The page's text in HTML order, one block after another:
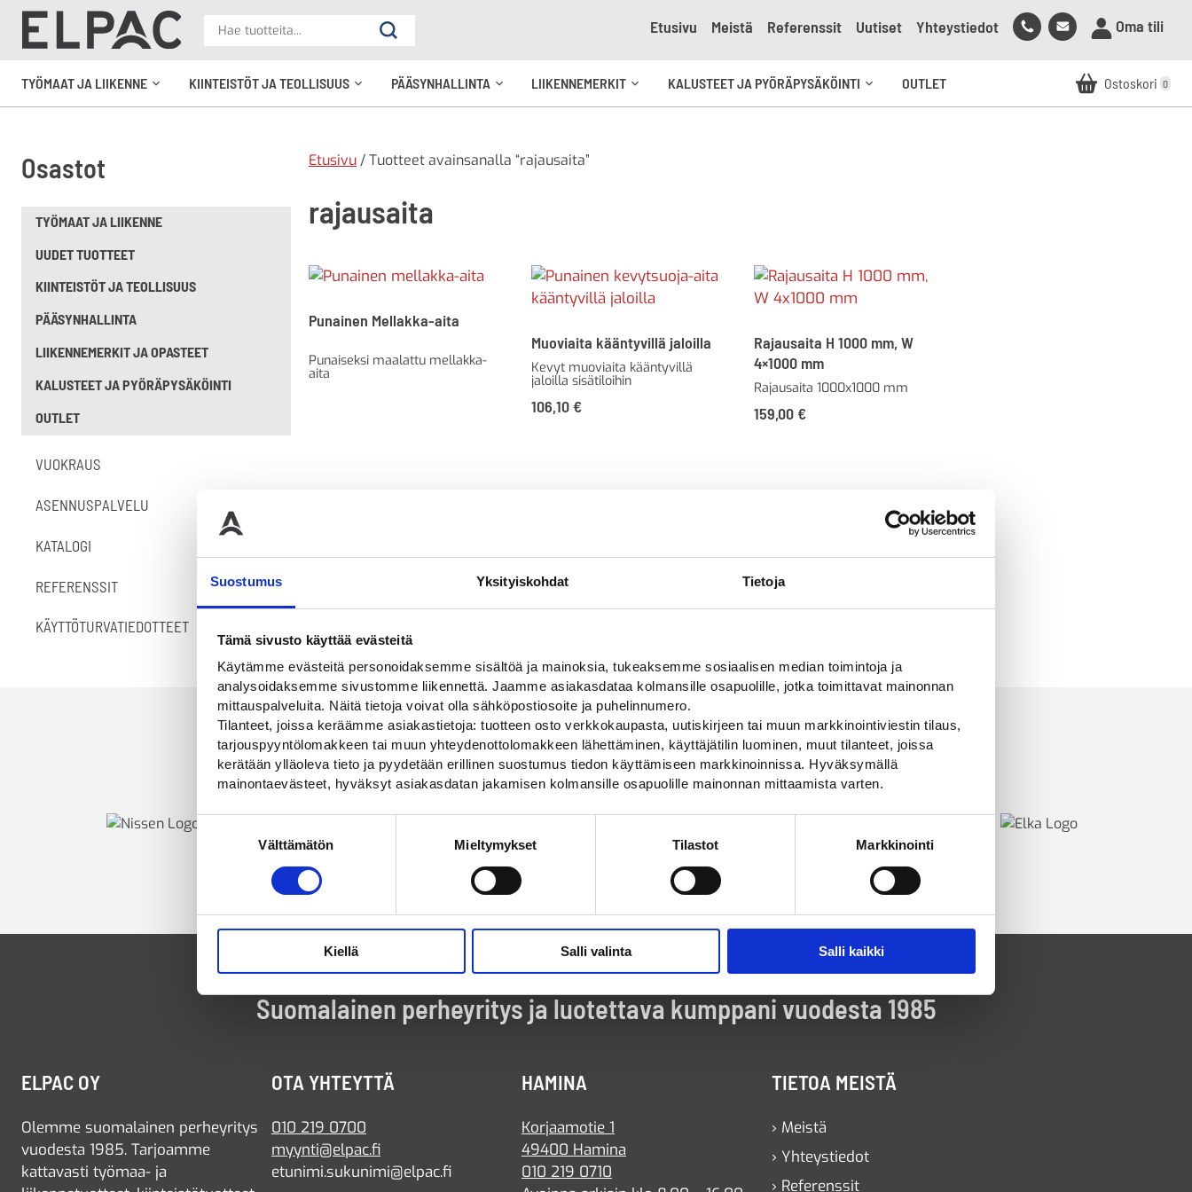
Suostumus Yksityiskohdat Tietoja
Tämä sivusto käyttää evästeitä
Käytämme evästeitä personoidaksemme sisältöä ja mainoksia, tukeaksemme sosiaalisen median toimintoja ja
analysoidaksemme sivustomme liikennettä. Jaamme asiakasdataa kolmansille osapuolille, jotka toimittavat mainonnan
mittauspalveluita. Näitä tietoja voivat olla sähköpostiosoite ja puhelinnumero.
Tilanteet, joissa keräämme asiakastietoja: tuotteen osto verkkokaupasta, uutiskirjeen tai muun markkinointiviestin tilaus,
tarjouspyyntölomakkeen tai muun yhteydenottolomakkeen lähettäminen, käyttäjätilin luominen, muut tilanteet, joissa
kerätään ylläoleva tieto ja pyydetään erillinen suostumus tiedon käyttämiseen markkinoinnissa. Hyväksymällä
mainontaevästeet, hyväksyt asiakasdatan jakamisen kolmansille osapuolille mainonnan mittaamista varten.
Suostumuksen
Välttämätön Mieltymykset Tilastot Markkinointi
Kiellä Salli valinta Salli kaikki
Hae
Hae
Etusivu Meistä Referenssit Uutiset Yhteystiedot
Soita
meille
Lähetä
meille
Oma tili
TYÖMAAT JA LIIKENNE
KIINTEISTÖT JA TEOLLISUUS
PÄÄSYNHALLINTA
LIIKENNEMERKIT
KALUSTEET JA PYÖRÄPYSÄKÖINTI
OUTLET Ostoskori 0
Osastot
TYÖMAAT JA LIIKENNE
UUDET TUOTTEET
KIINTEISTÖT JA TEOLLISUUS
PÄÄSYNHALLINTA
LIIKENNEMERKIT JA OPASTEET
KALUSTEET JA PYÖRÄPYSÄKÖINTI
OUTLET
VUOKRAUS
ASENNUSPALVELU
KATALOGI
REFERENSSIT
KÄYTTÖTURVATIEDOTTEET
Etusivu / Tuotteet avainsanalla “rajausaita”
rajausaita
Punainen Mellakka-aita
Punaiseksi maalattu mellakka-
aita
Muoviaita kääntyvillä jaloilla
Kevyt muoviaita kääntyvillä
jaloilla sisätiloihin
106,10 €
Rajausaita H 1000 mm, W
4×1000 mm
Rajausaita 1000x1000 mm
159,00 €
Alan parhaat merkit
Suomalainen perheyritys ja luotettava kumppani vuodesta 1985
ELPAC OY
Olemme suomalainen perheyritys
vuodesta 1985. Tarjoamme
kattavasti työmaa- ja
OTA YHTEYTTÄ
010 219 0700
myynti@elpac.fi
etunimi.sukunimi@elpac.fi
HAMINA
Korjaamotie 1
49400 Hamina
010 219 0710
TIETOA MEISTÄ
› Meistä
› Yhteystiedot
› Referenssit